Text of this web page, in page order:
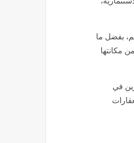
بفضل ما
مكانتها
في